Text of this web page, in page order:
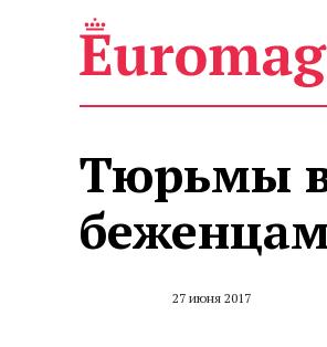
Тюрьмы
27 июня 2017